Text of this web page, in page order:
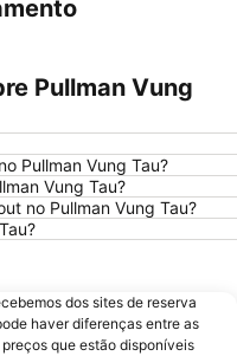
Pullman Vung
Pullman Vung Tau?
Vung Tau?
no Pullman Vung Tau?
dos sites de reserva
haver diferenças entre as
que estão disponíveis